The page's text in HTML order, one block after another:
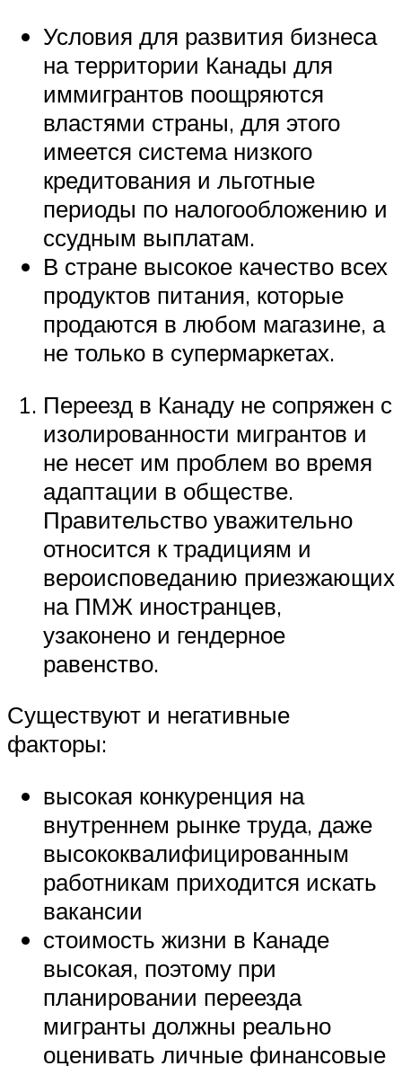
Условия для развития бизнеса
на территории Канады для
иммигрантов поощряются
властями страны, для этого
имеется система низкого
кредитования и льготные
периоды по налогообложению и
ссудным выплатам.
В стране высокое качество всех
продуктов питания, которые
продаются в любом магазине, а
не только в супермаркетах.
Переезд в Канаду не сопряжен с
изолированности мигрантов и
не несет им проблем во время
адаптации в обществе.
Правительство уважительно
относится к традициям и
вероисповеданию приезжающих
на ПМЖ иностранцев,
узаконено и гендерное
равенство.
Существуют и негативные
факторы:
высокая конкуренция на
внутреннем рынке труда, даже
высококвалифицированным
работникам приходится искать
вакансии
стоимость жизни в Канаде
высокая, поэтому при
планировании переезда
мигранты должны реально
оценивать личные финансовые